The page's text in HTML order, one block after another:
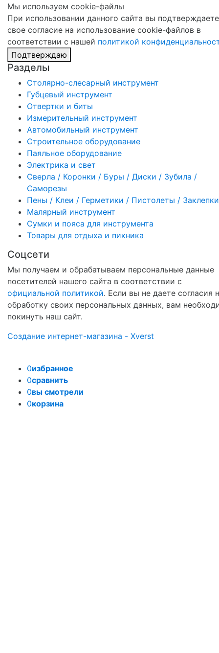
Мы используем cookie-файлы
При использовании данного сайта вы подтверждаете
свое согласие на использование cookie-файлов в
соответствии с нашей политикой
Подтверждаю
Разделы
Столярно-слесарный инструмент
Губцевый инструмент
Отвертки и биты
Измерительный инструмент
Автомобильный инструмент
Строительное оборудование
Паяльное оборудование
Электрика и свет
Сверла / Коронки / Буры / Диски / Зубила /
Саморезы
Пены / Клеи / Герметики / Пистолеты / Заклепки
Малярный инструмент
Сумки и пояса для инструмента
Товары для отдыха и пикника
Соцсети
Мы получаем и обрабатываем персональные данные
посетителей нашего сайта в соответствии с
официальной политикой. Если вы не даете согласия
обработку своих персональных данных, вам
покинуть наш сайт.
Создание интернет-магазина - Xverst
0избранное
0сравнить
0вы смотрели
0корзина